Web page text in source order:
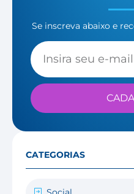
Se inscreva abaixo e
CATEGORIAS